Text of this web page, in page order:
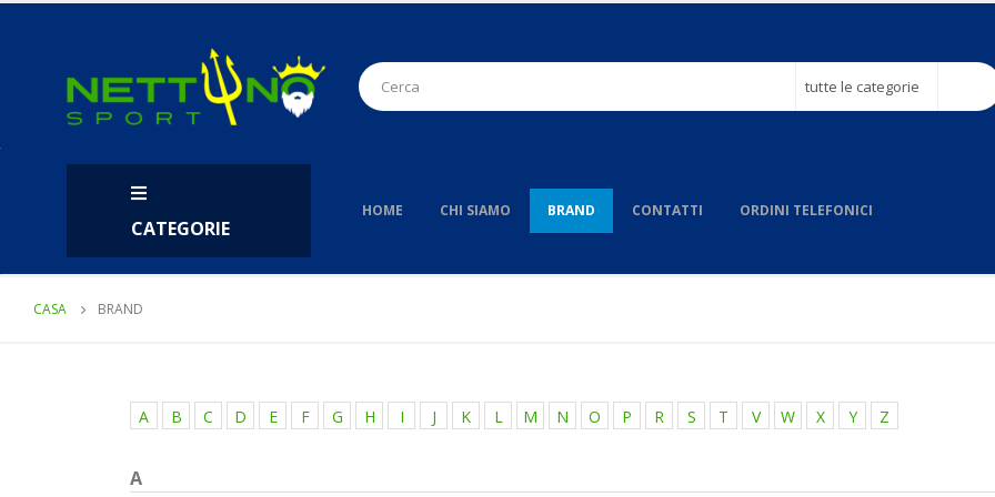
tutte le categorie
CATEGORIE
HOME CHI SIAMO BRAND CONTATTI ORDINI TELEFONICI
CASA BRAND
A B C D E F G H I J K L M N O P R S T V W X Y Z
A